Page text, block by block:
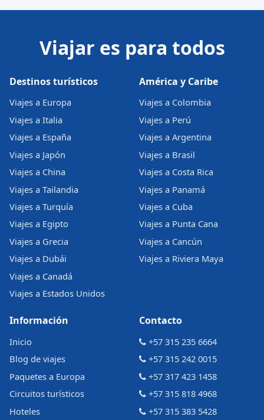
Viajar es para todos
Destinos turísticos
Viajes a Europa
Viajes a Italia
Viajes a España
Viajes a Japón
Viajes a China
Viajes a Tailandia
Viajes a Turquía
Viajes a Egipto
Viajes a Grecia
Viajes a Dubái
Viajes a Canadá
Viajes a Estados Unidos
América y Caribe
Viajes a Colombia
Viajes a Perú
Viajes a Argentina
Viajes a Brasil
Viajes a Costa Rica
Viajes a Panamá
Viajes a Cuba
Viajes a Punta Cana
Viajes a Cancún
Viajes a Riviera Maya
Información
Inicio
Blog de viajes
Paquetes a Europa
Circuitos turísticos
Hoteles
Contacto
+57 315 235 6664
+57 315 242 0015
+57 317 423 1458
+57 315 818 4968
+57 315 383 5428